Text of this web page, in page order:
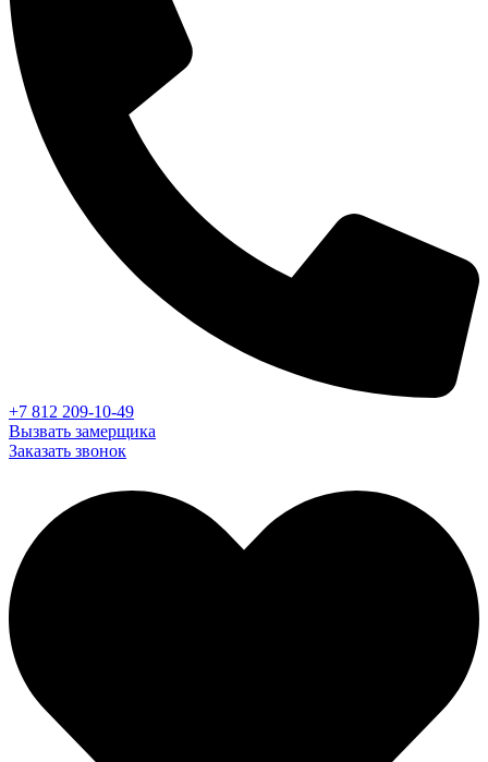
+7 812 209-10-49
Вызвать замерщика
Заказать звонок